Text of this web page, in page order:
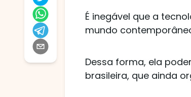
É inegável que a
mundo
Dessa forma, ela
brasileira, que ainda